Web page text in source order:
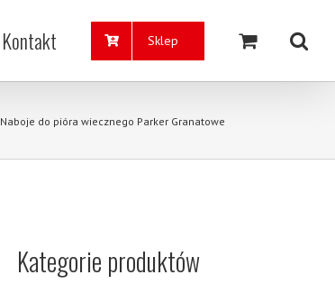
Kontakt Sklep
Naboje do pióra wiecznego Parker Granatowe
Kategorie produktów